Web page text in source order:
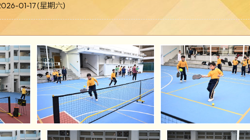
01-17 (星期六)